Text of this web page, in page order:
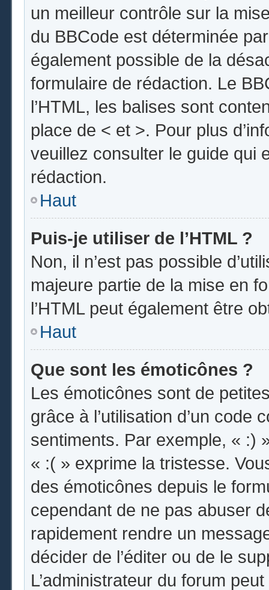
un meilleur contrôle sur la
du BBCode est déterminée
également possible de la
formulaire de rédaction. Le
l’HTML, les balises sont
place de < et >. Pour plus
veuillez consulter le guide qui
rédaction.
Haut
Puis-je utiliser de l’HTML ?
Non, il n’est pas possible
majeure partie de la mise en
l’HTML peut également être
Haut
Que sont les émoticônes ?
Les émoticônes sont de
grâce à l’utilisation d’un code
sentiments. Par exemple, « :)
« :( » exprime la tristesse.
des émoticônes depuis le
cependant de ne pas abuser
rapidement rendre un
décider de l’éditer ou de le
L’administrateur du forum